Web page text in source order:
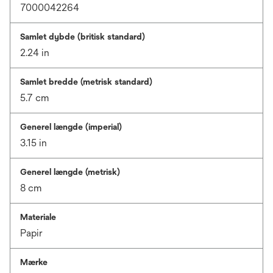
7000042264
Samlet dybde (britisk standard)
2.24 in
Samlet bredde (metrisk standard)
5.7 cm
Generel længde (imperial)
3.15 in
Generel længde (metrisk)
8 cm
Materiale
Papir
Mærke